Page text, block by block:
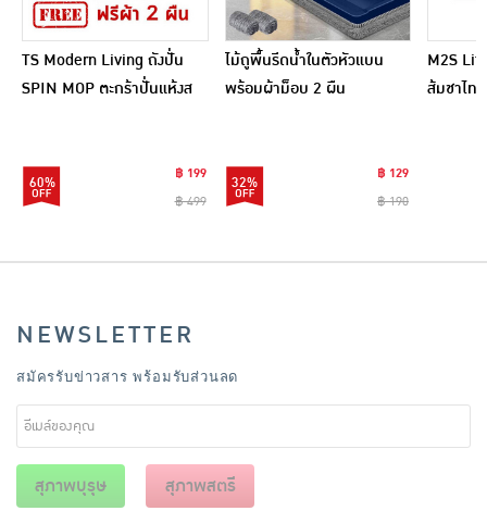
TS Modern Living ถังปั่น
SPIN MOP ตะกร้าปั่นแห้งส
60%
฿ 199
฿ 499
ไม้ถูพื้นรีดน้ำในตัวหัวแบน
พร้อมผ้าม็อบ 2 ผืน
32%
฿ 129
฿ 190
M2S
ส้มชาไท
NEWSLETTER
สมัครรับข่าวสาร พร้อมรับส่วนลด
สุภาพบุรุษ สุภาพสตรี